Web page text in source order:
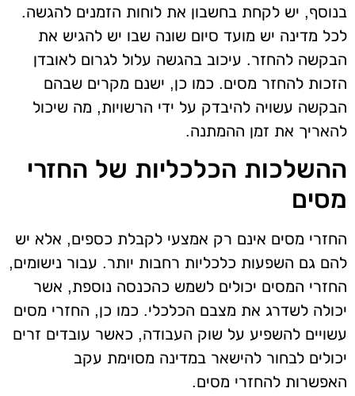
בנוסף, יש לקחת בחשבון את לוחות הזמנים להגשה.
לכל מדינה יש מועד סיום שונה שבו יש להגיש את
הבקשה להחזר. עיכוב בהגשה עלול לגרום לאובדן
הזכות להחזר מסים. כמו כן, ישנם מקרים שבהם
הבקשה עשויה להיבדק על ידי הרשויות, מה שיכול
להאריך את זמן ההמתנה.
ההשלכות הכלכליות של החזרי
מסים
החזרי מסים אינם רק אמצעי לקבלת כספים, אלא יש
להם גם השפעות כלכליות רחבות יותר. עבור נישומים,
החזרי המסים יכולים לשמש כהכנסה נוספת, אשר
יכולה לשדרג את מצבם הכלכלי. כמו כן, החזרי מסים
עשויים להשפיע על שוק העבודה, כאשר עובדים זרים
יכולים לבחור להישאר במדינה מסוימת עקב
האפשרות להחזרי מסים.